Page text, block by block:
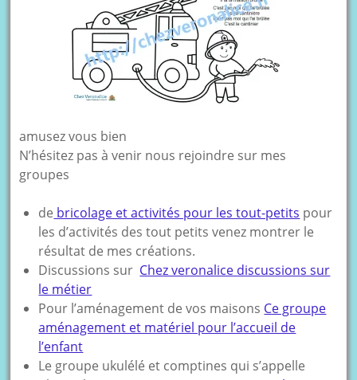
amusez vous bien
N’hésitez pas à venir nous rejoindre sur mes
groupes
de bricolage et activités pour les tout-petits pour
les d’activités des tout petits venez montrer le
résultat de mes créations.
Discussions sur Chez veronalice discussions sur
le métier
Pour l’aménagement de vos maisons Ce groupe
aménagement et matériel pour l’accueil de
l’enfant
Le groupe ukulélé et comptines qui s’appelle